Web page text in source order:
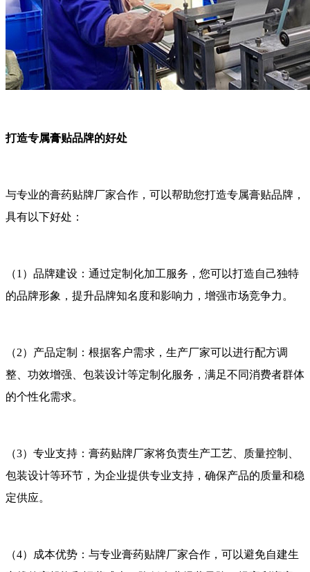
打造专属膏贴品牌的好处
与专业的膏药贴牌厂家合作，可以帮助您打造专属膏贴品牌，
具有以下好处：
（1）品牌建设：通过定制化加工服务，您可以打造自己独特
的品牌形象，提升品牌知名度和影响力，增强市场竞争力。
（2）产品定制：根据客户需求，生产厂家可以进行配方调
整、功效增强、包装设计等定制化服务，满足不同消费者群体
的个性化需求。
（3）专业支持：膏药贴牌厂家将负责生产工艺、质量控制、
包装设计等环节，为企业提供专业支持，确保产品的质量和稳
定供应。
（4）成本优势：与专业膏药贴牌厂家合作，可以避免自建生